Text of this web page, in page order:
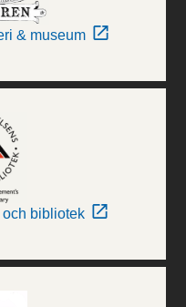
& museum
bibliotek